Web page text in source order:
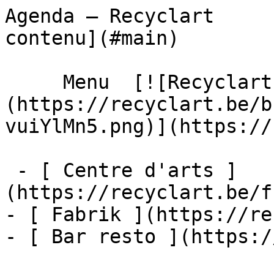
Agenda –
contenu](#main)
(https://recyclart.be/
(https://recyclart.be/
- [ Fabrik ](https://
- [ Bar resto